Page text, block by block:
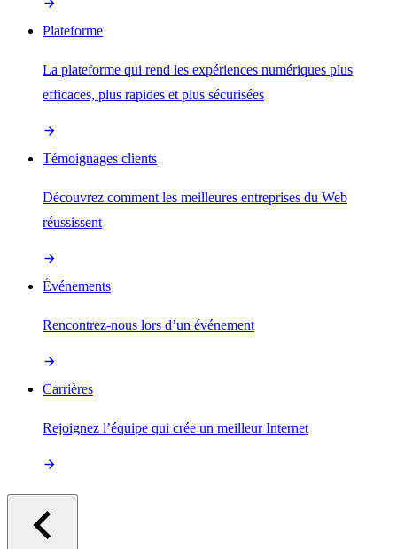
Plateforme
La plateforme qui rend les expériences numériques plus
efficaces, plus rapides et plus sécurisées
Témoignages clients
Découvrez comment les meilleures entreprises du Web
réussissent
Événements
Rencontrez-nous lors d’un événement
Carrières
Rejoignez l’équipe qui crée un meilleur Internet